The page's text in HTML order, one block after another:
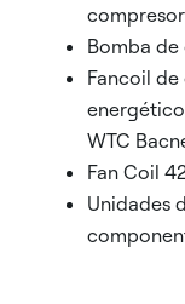
Bomba de
Fancoil
WTC
Fan Coil
Unidades